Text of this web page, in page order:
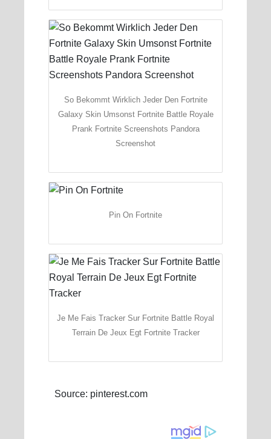
So Bekommt Wirklich Jeder Den Fortnite
Galaxy Skin Umsonst Fortnite Battle Royale
Prank Fortnite Screenshots Pandora
Screenshot
Pin On Fortnite
Je Me Fais Tracker Sur Fortnite Battle Royal
Terrain De Jeux Egt Fortnite Tracker
Source: pinterest.com